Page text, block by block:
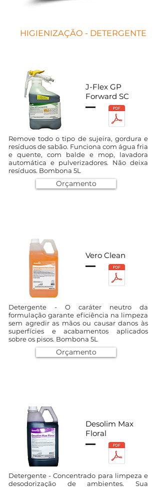
J-Flex GP
Forward SC
Remove todo o tipo de sujeira, gordura e
resíduos de sabão. Funciona com água fria
e quente, com balde e mop, lavadora
automática e pulverizadores. Não deixa
resíduos. Bombona 5L
Orçamento
Vero Clean
Detergente - O caráter neutro da
formulação garante eficiência na limpeza
sem agredir as mãos ou causar danos às
superfícies e acabamentos aplicados
sobre os pisos. Bombona 5L
Orçamento
Desolim Max
Floral
Detergente - Concentrado para limpeza e
desodorização de ambientes. Sua
HIGIENIZAÇÃO - DETERGENTE